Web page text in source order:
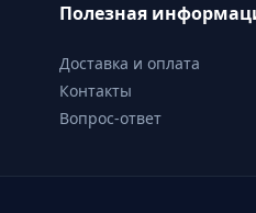
Полезная
Доставка и оплата
Контакты
Вопрос-ответ